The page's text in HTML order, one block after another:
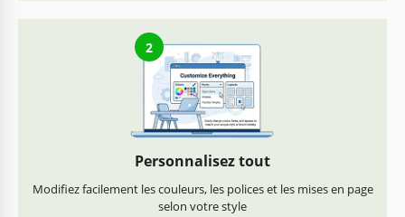
2
Personnalisez tout
Modifiez facilement les couleurs, les polices et les mises en page
selon votre style